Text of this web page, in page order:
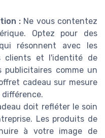
: Ne vous contentez
Optez pour des
résonnent avec les
clients et l'identité de
publicitaires comme un
cadeau sur mesure
doit refléter le soin
Les produits de
à votre image de